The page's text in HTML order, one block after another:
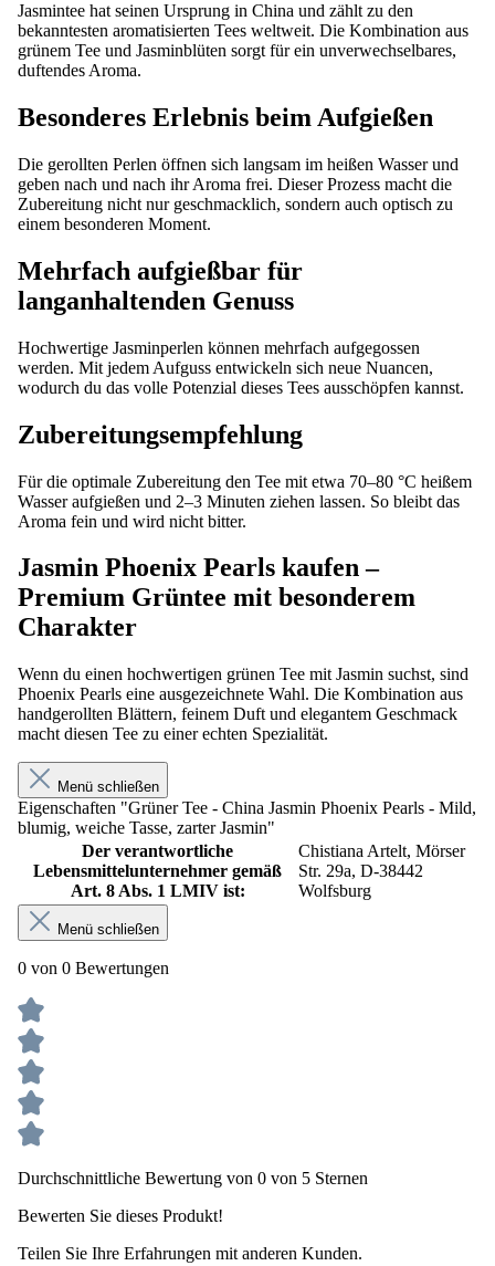
Jasmintee hat seinen Ursprung in China und zählt zu den
bekanntesten aromatisierten Tees weltweit. Die Kombination aus
grünem Tee und Jasminblüten sorgt für ein unverwechselbares,
duftendes Aroma.
Besonderes Erlebnis beim Aufgießen
Die gerollten Perlen öffnen sich langsam im heißen Wasser und
geben nach und nach ihr Aroma frei. Dieser Prozess macht die
Zubereitung nicht nur geschmacklich, sondern auch optisch zu
einem besonderen Moment.
Mehrfach aufgießbar für
langanhaltenden Genuss
Hochwertige Jasminperlen können mehrfach aufgegossen
werden. Mit jedem Aufguss entwickeln sich neue Nuancen,
wodurch du das volle Potenzial dieses Tees ausschöpfen kannst.
Zubereitungsempfehlung
Für die optimale Zubereitung den Tee mit etwa 70–80 °C heißem
Wasser aufgießen und 2–3 Minuten ziehen lassen. So bleibt das
Aroma fein und wird nicht bitter.
Jasmin Phoenix Pearls kaufen –
Premium Grüntee mit besonderem
Charakter
Wenn du einen hochwertigen grünen Tee mit Jasmin suchst, sind
Phoenix Pearls eine ausgezeichnete Wahl. Die Kombination aus
handgerollten Blättern, feinem Duft und elegantem Geschmack
macht diesen Tee zu einer echten Spezialität.
Menü schließen
Eigenschaften "Grüner Tee - China Jasmin Phoenix Pearls - Mild,
blumig, weiche Tasse, zarter Jasmin"
Der verantwortliche
Lebensmittelunternehmer gemäß
Art. 8 Abs. 1 LMIV ist:
Chistiana Artelt, Mörser
Str. 29a, D-38442
Wolfsburg
Menü schließen
0 von 0 Bewertungen
Durchschnittliche Bewertung von 0 von 5 Sternen
Bewerten Sie dieses Produkt!
Teilen Sie Ihre Erfahrungen mit anderen Kunden.